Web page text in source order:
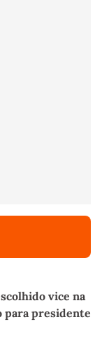
vice na
para presidente